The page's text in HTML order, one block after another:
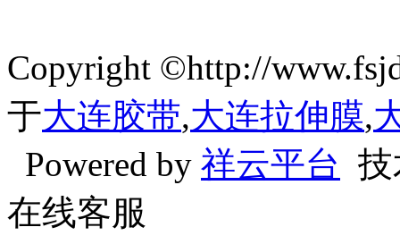
Copyright ©http://
于大连胶带,大连拉伸膜,
Powered by 祥云平台
在线客服